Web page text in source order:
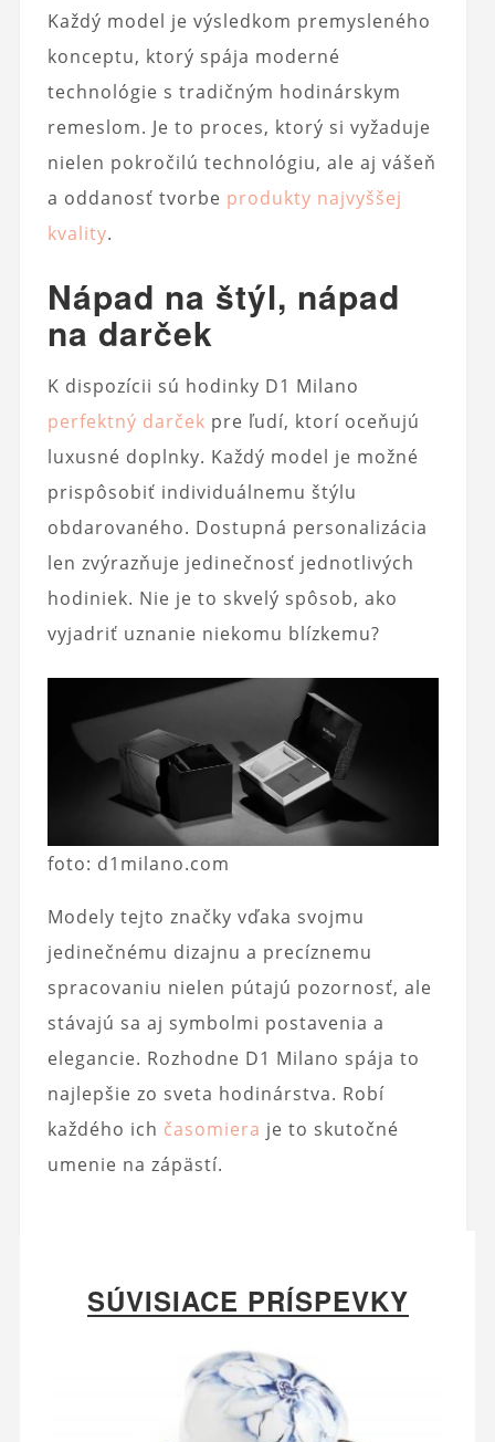
Každý model je výsledkom premysleného
konceptu, ktorý spája moderné
technológie s tradičným hodinárskym
remeslom. Je to proces, ktorý si vyžaduje
nielen pokročilú technológiu, ale aj vášeň
a oddanosť tvorbe produkty najvyššej
kvality.
Nápad na štýl, nápad
na darček
K dispozícii sú hodinky D1 Milano
perfektný darček pre ľudí, ktorí oceňujú
luxusné doplnky. Každý model je možné
prispôsobiť individuálnemu štýlu
obdarovaného. Dostupná personalizácia
len zvýrazňuje jedinečnosť jednotlivých
hodiniek. Nie je to skvelý spôsob, ako
vyjadriť uznanie niekomu blízkemu?
foto: d1milano.com
Modely tejto značky vďaka svojmu
jedinečnému dizajnu a precíznemu
spracovaniu nielen pútajú pozornosť, ale
stávajú sa aj symbolmi postavenia a
elegancie. Rozhodne D1 Milano spája to
najlepšie zo sveta hodinárstva. Robí
každého ich časomiera je to skutočné
umenie na zápästí.
SÚVISIACE PRÍSPEVKY